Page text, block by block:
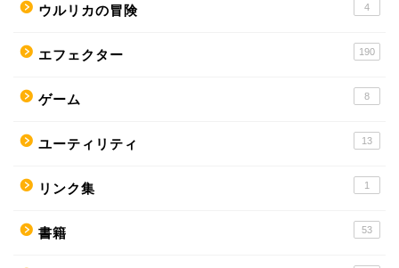
ウルリカの冒険 4
エフェクター 190
ゲーム 8
ユーティリティ 13
リンク集 1
書籍 53